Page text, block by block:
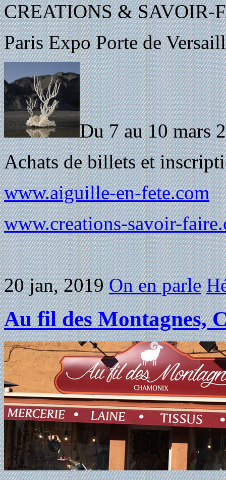
CREATIONS & SAVOIR-
Paris Expo Porte de
Du 7 au 10 mars
Achats de billets et
www.aiguille-en-fete.com
www.creations-savoir-
20 jan, 2019 On en parle
Au fil des Montagnes,